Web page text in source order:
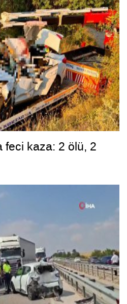
feci kaza: 2 ölü, 2